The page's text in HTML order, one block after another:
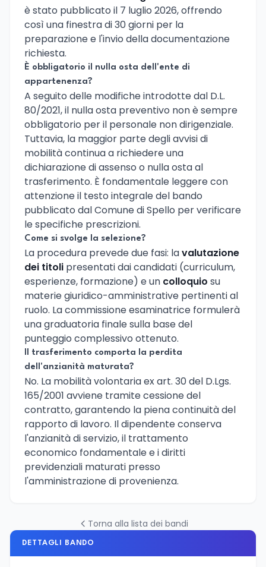
è stato pubblicato il 7 luglio 2026, offrendo
così una finestra di 30 giorni per la
preparazione e l'invio della documentazione
richiesta.
È obbligatorio il nulla osta dell'ente di
appartenenza?
A seguito delle modifiche introdotte dal D.L.
80/2021, il nulla osta preventivo non è sempre
obbligatorio per il personale non dirigenziale.
Tuttavia, la maggior parte degli avvisi di
mobilità continua a richiedere una
dichiarazione di assenso o nulla osta al
trasferimento. È fondamentale leggere con
attenzione il testo integrale del bando
pubblicato dal Comune di Spello per verificare
le specifiche prescrizioni.
Come si svolge la selezione?
La procedura prevede due fasi: lavalutazione
dei titoli presentati dai candidati (curriculum,
esperienze, formazione) e un colloquio su
materie giuridico-amministrative pertinenti al
ruolo. La commissione esaminatrice formulerà
una graduatoria finale sulla base del
punteggio complessivo ottenuto.
Il trasferimento comporta la perdita
dell'anzianità maturata?
No. La mobilità volontaria ex art. 30 del D.Lgs.
165/2001 avviene tramite cessione del
contratto, garantendo la piena continuità del
rapporto di lavoro. Il dipendente conserva
l'anzianità di servizio, il trattamento
economico fondamentale e i diritti
previdenziali maturati presso
l'amministrazione di provenienza.
Torna alla lista dei bandi
DETTAGLI BANDO